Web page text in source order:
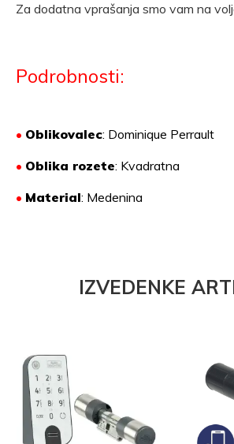
Za dodatna vprašanja smo vam na
Podrobnosti:
• Oblikovalec: Dominique Perrault
• Oblika rozete: Kvadratna
• Material: Medenina
IZVEDENKE